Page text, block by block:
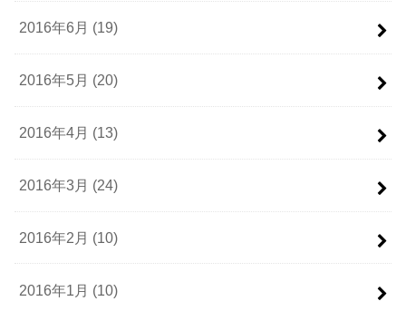
2016年6月 (19)
2016年5月 (20)
2016年4月 (13)
2016年3月 (24)
2016年2月 (10)
2016年1月 (10)